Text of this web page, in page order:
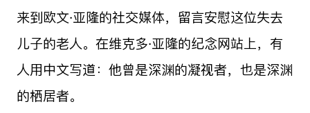
来到欧文·亚隆的社交媒体，留言安慰这位失去
儿子的老人。在维克多·亚隆的纪念网站上，有
人用中文写道：他曾是深渊的凝视者，也是深渊
的栖居者。